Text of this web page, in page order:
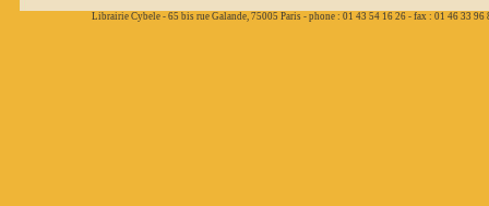
Librairie Cybele - 65 bis rue Galande, 75005 Paris - phone : 01 43 54 16 26 - fax : 01 46 33